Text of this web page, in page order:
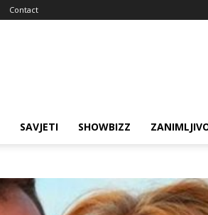
Contact
SAVJETI SHOWBIZZ